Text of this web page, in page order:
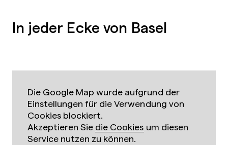
In jeder Ecke von Basel
Die Google Map wurde aufgrund der
Einstellungen für die Verwendung von
Cookies blockiert.
Akzeptieren Sie die Cookies um diesen
Service nutzen zu können.